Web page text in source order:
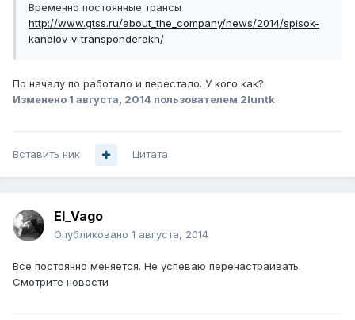
Временно постоянные трансы
http://www.gtss.ru/about_the_company/news/2014/spisok-
kanalov-v-transponderakh/
По началу по работало и перестало. У кого как?
Изменено 1 августа, 2014 пользователем 2luntk
Вставить ник Цитата
El_Vago
Опубликовано 1 августа, 2014
Все постоянно меняется. Не успеваю перенастраивать.
Смотрите новости